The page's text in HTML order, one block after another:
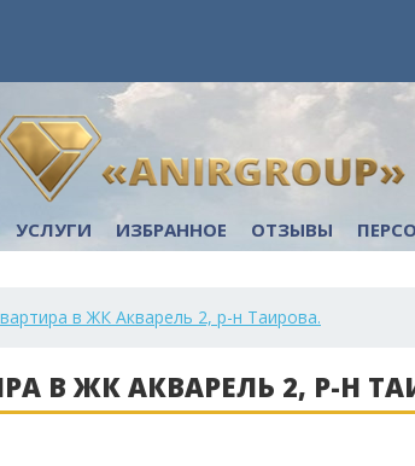
УСЛУГИ ИЗБРАННОЕ ОТЗЫВЫ
в ЖК Акварель 2, р-н Таирова.
В ЖК АКВАРЕЛЬ 2, Р-Н